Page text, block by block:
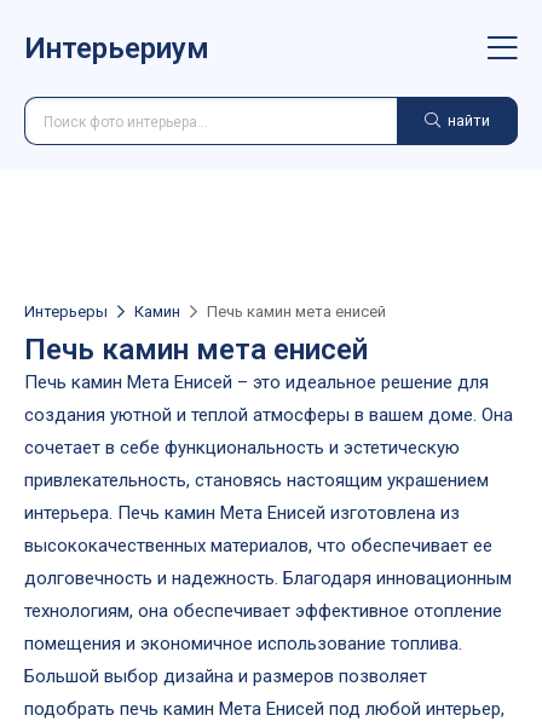
Интерьериум
найти
Интерьеры Камин Печь камин мета енисей
Печь камин мета енисей
Печь камин Мета Енисей – это идеальное решение для
создания уютной и теплой атмосферы в вашем доме. Она
сочетает в себе функциональность и эстетическую
привлекательность, становясь настоящим украшением
интерьера. Печь камин Мета Енисей изготовлена из
высококачественных материалов, что обеспечивает ее
долговечность и надежность. Благодаря инновационным
технологиям, она обеспечивает эффективное отопление
помещения и экономичное использование топлива.
Большой выбор дизайна и размеров позволяет
подобрать печь камин Мета Енисей под любой интерьер,